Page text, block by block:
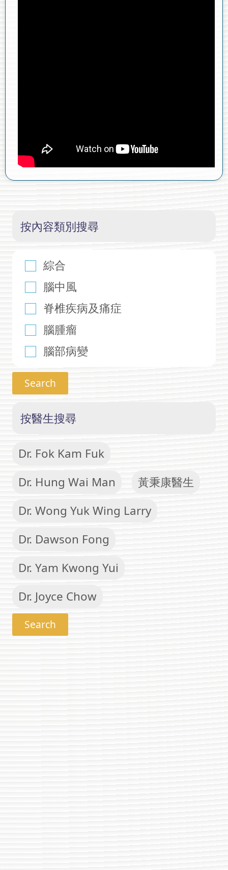
按內容類別搜尋
綜合
腦中風
脊椎疾病及痛症
腦腫瘤
腦部病變
Search
按醫生搜尋
Dr. Fok Kam Fuk
Dr. Hung Wai Man
黃秉康醫生
Dr. Wong Yuk Wing Larry
Dr. Dawson Fong
Dr. Yam Kwong Yui
Dr. Joyce Chow
Search